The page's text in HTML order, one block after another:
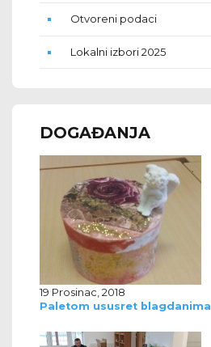
Otvoreni podaci
Lokalni izbori 2025
DOGAĐANJA
19 Prosinac, 2018
Paletom ususret blagdanima